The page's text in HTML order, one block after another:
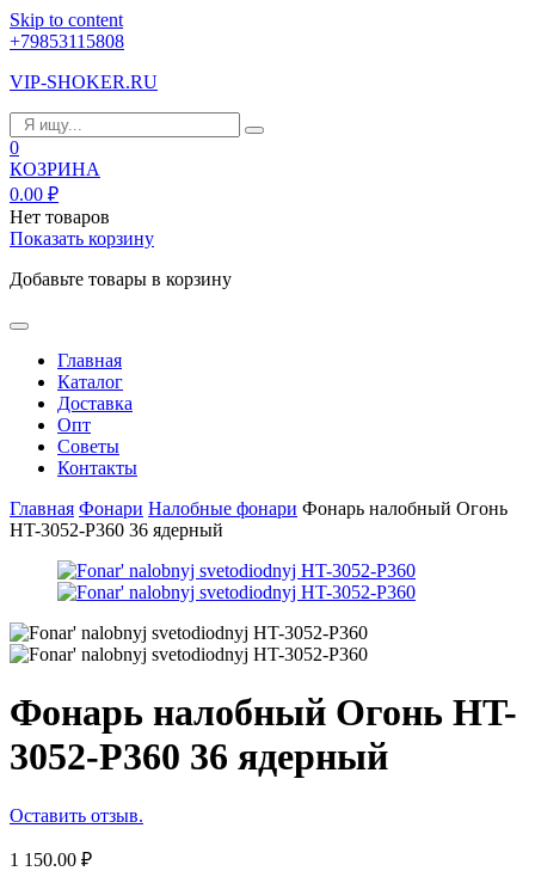
Skip to content
+79853115808
VIP-SHOKER.RU
0
КОЗРИНА
0.00 ₽
Нет товаров
Показать корзину
Добавьте товары в корзину
Главная
Каталог
Доставка
Опт
Советы
Контакты
Главная Фонари Налобные фонари Фонарь налобный Огонь
HT-3052-P360 36 ядерный
Фонарь налобный Огонь HT-
3052-P360 36 ядерный
Оставить отзыв.
1 150.00 ₽